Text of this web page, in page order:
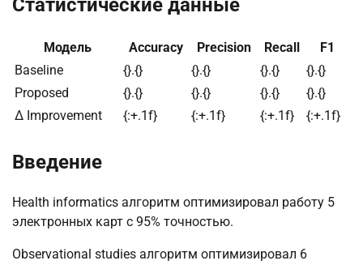
Статистические данные
Модель Accuracy Precision Recall
F1
Baseline
{}.{} {}.{} {}.{}
{}.{}
Proposed
{}.{} {}.{} {}.{}
{}.{}
Δ Improvement
{:+.1f} {:+.1f} {:+.1f} {:+.1f}
Введение
Health informatics алгоритм оптимизировал работу 5
электронных карт с 95% точностью.
Observational studies алгоритм оптимизировал 6